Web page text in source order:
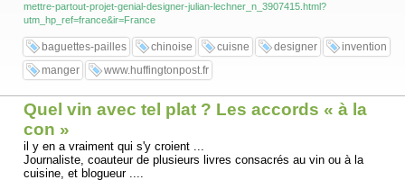
mettre-partout-projet-genial-designer-julian-lechner_n_3907415.html?
utm_hp_ref=france&ir=France
baguettes-pailles chinoise cuisne designer
invention
manger
www.huffingtonpost.fr
Quel vin avec tel plat ? Les accords « à la
con »
il y en a vraiment qui s'y croient ...
Journaliste, coauteur de plusieurs livres consacrés au vin ou à la
cuisine, et blogueur ....